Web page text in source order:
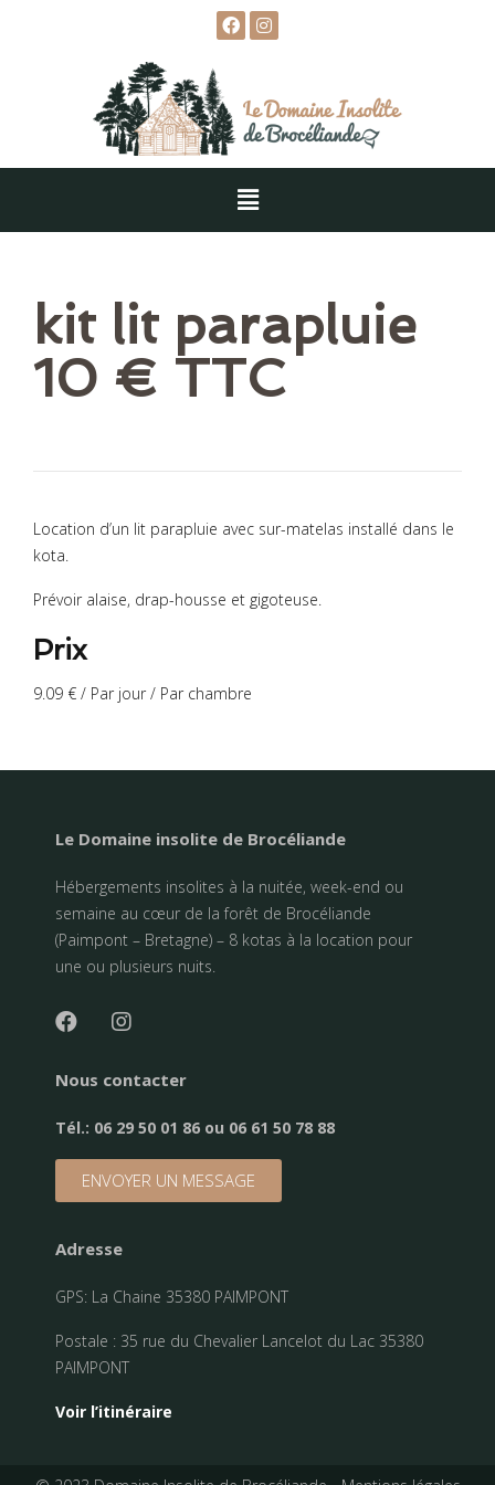
kit lit parapluie
10 € TTC
Location d’un lit parapluie avec sur-matelas installé dans le
kota.
Prévoir alaise, drap-housse et gigoteuse.
Prix
9.09 € / Par jour / Par chambre
Le Domaine insolite de Brocéliande
Hébergements insolites à la nuitée, week-end ou
semaine au cœur de la forêt de Brocéliande
(Paimpont – Bretagne) – 8 kotas à la location pour
une ou plusieurs nuits.
Nous contacter
Tél.: 06 29 50 01 86 ou 06 61 50 78 88
ENVOYER UN MESSAGE
Adresse
GPS: La Chaine 35380 PAIMPONT
Postale : 35 rue du Chevalier Lancelot du Lac 35380
PAIMPONT
Voir l’itinéraire